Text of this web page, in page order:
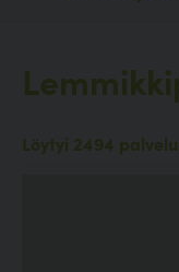
Löytyi 2494